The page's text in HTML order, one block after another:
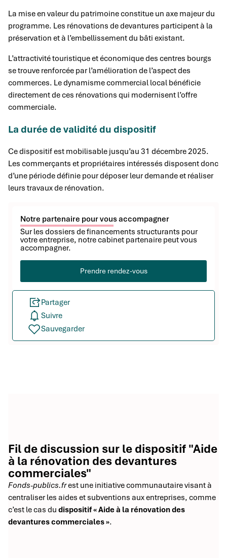
La mise en valeur du patrimoine constitue un axe majeur du
programme. Les rénovations de devantures participent à la
préservation et à l’embellissement du bâti existant.
L’attractivité touristique et économique des centres bourgs
se trouve renforcée par l’amélioration de l’aspect des
commerces. Le dynamisme commercial local bénéficie
directement de ces rénovations qui modernisent l’offre
commerciale.
La durée de validité du dispositif
Ce dispositif est mobilisable jusqu’au 31 décembre 2025.
Les commerçants et propriétaires intéressés disposent donc
d’une période définie pour déposer leur demande et réaliser
leurs travaux de rénovation.
Notre partenaire pour vous accompagner
Sur les dossiers de financements structurants pour
votre entreprise, notre cabinet partenaire peut vous
accompagner.
Prendre rendez-vous
Partager
Suivre
Sauvegarder
Fil de discussion sur le dispositif "Aide
à la rénovation des devantures
commerciales"
Fonds-publics.frest une initiative communautaire visant à
centraliser les aides et subventions aux entreprises, comme
c’est le cas du dispositif « Aide à la rénovation des
devantures commerciales ».